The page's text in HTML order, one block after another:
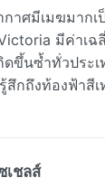
กาศมีเมฆมาก
มีค่าเฉ
ดขึ้นซ้ำทั่วประ
กถึงท้องฟ้าสีเ
เชลส์